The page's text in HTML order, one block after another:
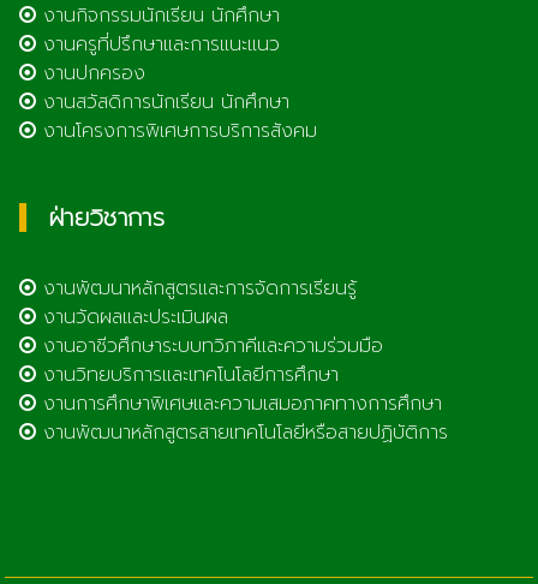
งานกิจกรรมนักเรียน นักศึกษา
งานครูที่ปรึกษาและการแนะแนว
งานปกครอง
งานสวัสดิการนักเรียน นักศึกษา
งานโครงการพิเศษการบริการสังคม
ฝ่ายวิชาการ
งานพัฒนาหลักสูตรและการจัดการเรียนรู้
งานวัดผลและประเมินผล
งานอาชีวศึกษาระบบทวิภาคีและความร่วมมือ
งานวิทยบริการและเทคโนโลยีการศึกษา
งานการศึกษาพิเศษและความเสมอภาคทางการศึกษา
งานพัฒนาหลักสูตรสายเทคโนโลยีหรือสายปฏิบัติการ